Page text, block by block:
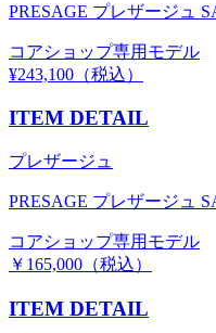
PRESAGE プレザージュ
コアショップ専用モデル
¥243,100（税込）
ITEM DETAIL
プレザージュ
PRESAGE プレザージュ
コアショップ専用モデル
￥165,000（税込）
ITEM DETAIL